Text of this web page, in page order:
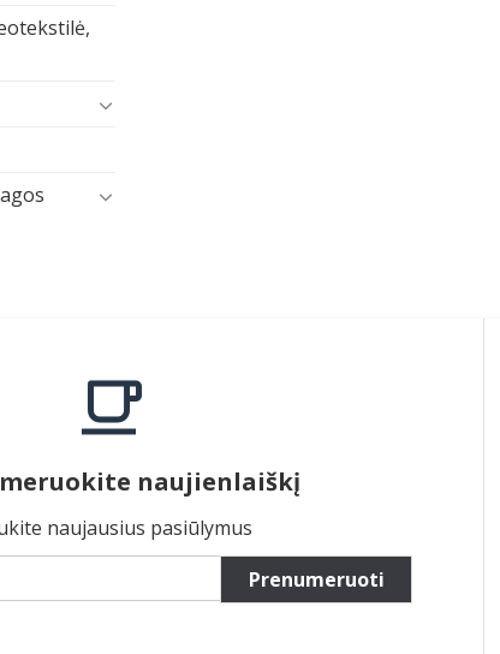
naujienlaiškį
naujausius pasiūlymus
Prenumeruoti